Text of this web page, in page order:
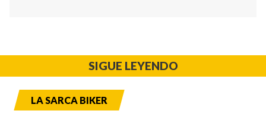
SIGUE LEYENDO
LA SARCA BIKER